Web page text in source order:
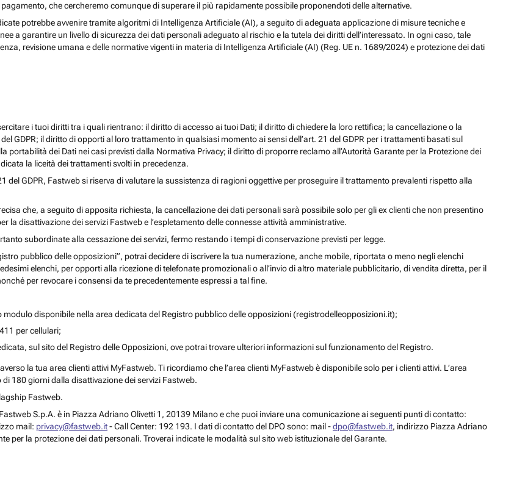
che cercheremo comunque di superare il più rapidamente possibile proponendoti delle alternative.
potrebbe avvenire tramite algoritmi di Intelligenza Artificiale (AI), a seguito di adeguata applicazione di misure tecniche e
a garantire un livello di sicurezza dei dati personali adeguato al rischio e la tutela dei diritti dell’interessato. In ogni caso, tale
revisione umana e delle normative vigenti in materia di Intelligenza Artificiale (AI) (Reg. UE n. 1689/2024) e protezione dei dati
i tuoi diritti tra i quali rientrano: il diritto di accesso ai tuoi Dati; il diritto di chiedere la loro rettifica; la cancellazione o la
GDPR; il diritto di opporti al loro trattamento in qualsiasi momento ai sensi dell’art. 21 del GDPR per i trattamenti basati sul
portabilità dei Dati nei casi previsti dalla Normativa Privacy; il diritto di proporre reclamo all’Autorità Garante per la Protezione dei
la liceità dei trattamenti svolti in precedenza.
del GDPR, Fastweb si riserva di valutare la sussistenza di ragioni oggettive per proseguire il trattamento prevalenti rispetto alla
che, a seguito di apposita richiesta, la cancellazione dei dati personali sarà possibile solo per gli ex clienti che non presentino
disattivazione dei servizi Fastweb e l’espletamento delle connesse attività amministrative.
subordinate alla cessazione dei servizi, fermo restando i tempi di conservazione previsti per legge.
pubblico delle opposizioni”, potrai decidere di iscrivere la tua numerazione, anche mobile, riportata o meno negli elenchi
elenchi, per opporti alla ricezione di telefonate promozionali o all’invio di altro materiale pubblicitario, di vendita diretta, per il
per revocare i consensi da te precedentemente espressi a tal fine.
modulo disponibile nella area dedicata del Registro pubblico delle opposizioni (registrodelleopposizioni.it);
per cellulari;
sul sito del Registro delle Opposizioni, ove potrai trovare ulteriori informazioni sul funzionamento del Registro.
la tua area clienti attivi MyFastweb. Ti ricordiamo che l’area clienti MyFastweb è disponibile solo per i clienti attivi. L’area
180 giorni dalla disattivazione dei servizi Fastweb.
Fastweb.
S.p.A. è in Piazza Adriano Olivetti 1, 20139 Milano e che puoi inviare una comunicazione ai seguenti punti di contatto:
mail: privacy@fastweb.it- Call Center: 192 193. I dati di contatto del DPO sono: mail -dpo@fastweb.it, indirizzo Piazza Adriano
per la protezione dei dati personali. Troverai indicate le modalità sul sito web istituzionale del Garante.